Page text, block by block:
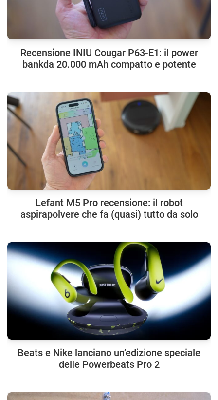
Recensione INIU Cougar P63-E1: il power
bankda 20.000 mAh compatto e potente
Lefant M5 Pro recensione: il robot
aspirapolvere che fa (quasi) tutto da solo
Beats e Nike lanciano un’edizione speciale
delle Powerbeats Pro 2